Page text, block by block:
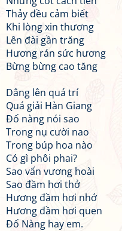
Thảy đều cảm biết
Khi lòng xin thương
Lên đài gần trăng
Hương rán sức hương
Bừng bừng cao tăng
Dâng lên quá trí
Quá giải Hàn Giang
Đố nàng nói sao
Trong nụ cười nao
Trong búp hoa nào
Có gì phôi phai?
Sao vấn vương hoài
Sao đầm hơi thở
Hương đầm hơi nhớ
Hương đầm hơi quen
Đố Nàng hay em.